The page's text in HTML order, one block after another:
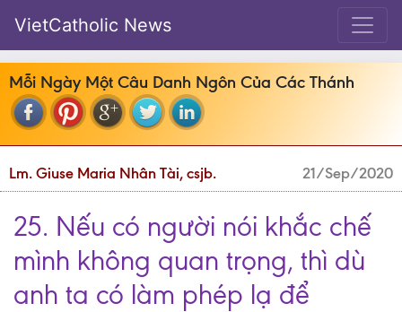
VietCatholic News
Mỗi Ngày Một Câu Danh Ngôn Của Các Thánh
Lm. Giuse Maria Nhân Tài, csjb. 21/Sep/2020
25. Nếu có người nói khắc chế
mình không quan trọng, thì dù
anh ta có làm phép lạ để